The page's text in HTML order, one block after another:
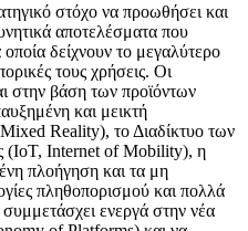
στόχο να προωθήσει και
αποτελέσματα που
δείχνουν το μεγαλύτερο
τους χρήσεις. Οι
στην βάση των προϊόντων
και μεικτή
Reality), το Διαδίκτυο των
(ΙoT, Internet of Mobility), η
πλοήγηση και τα μη
πληθοπορισμού και πολλά
ενεργά στην νέα